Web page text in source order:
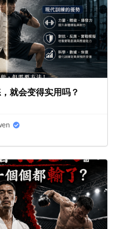
就会变得实用吗？